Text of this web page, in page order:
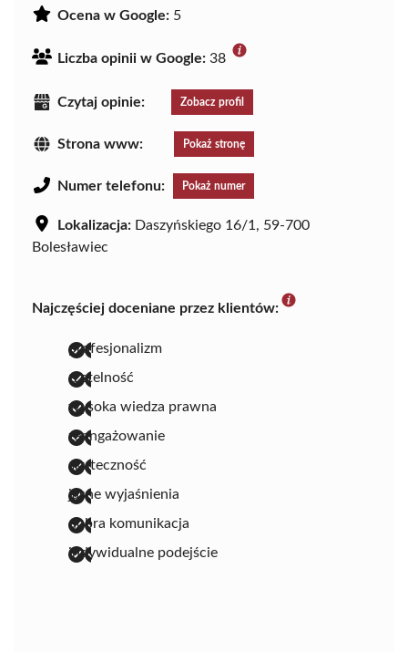
Ocena w Google: 5
Liczba opinii w Google: 38
Czytaj opinie: Zobacz profil
Strona www: Pokaż stronę
Numer telefonu: Pokaż numer
Lokalizacja: Daszyńskiego 16/1, 59-700
Bolesławiec
Najczęściej doceniane przez klientów:
profesjonalizm
rzetelność
wysoka wiedza prawna
zaangażowanie
skuteczność
jasne wyjaśnienia
dobra komunikacja
indywidualne podejście